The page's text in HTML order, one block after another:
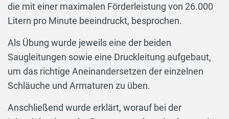
die mit einer maximalen Förderleistung von 26.000
Litern pro Minute beeindruckt, besprochen.
Als Übung wurde jeweils eine der beiden
Saugleitungen sowie eine Druckleitung aufgebaut,
um das richtige Aneinandersetzen der einzelnen
Schläuche und Armaturen zu üben.
Anschließend wurde erklärt, worauf bei der